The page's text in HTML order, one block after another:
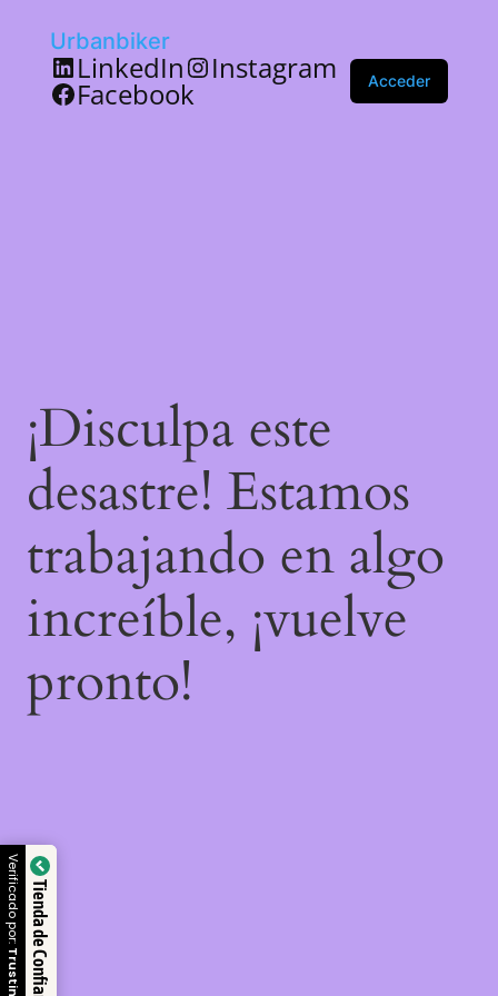
Urbanbiker
LinkedIn Instagram
Facebook Acceder
¡Disculpa este
desastre! Estamos
trabajando en algo
increíble, ¡vuelve
pronto!
Tienda de Confianza
Verificado por: